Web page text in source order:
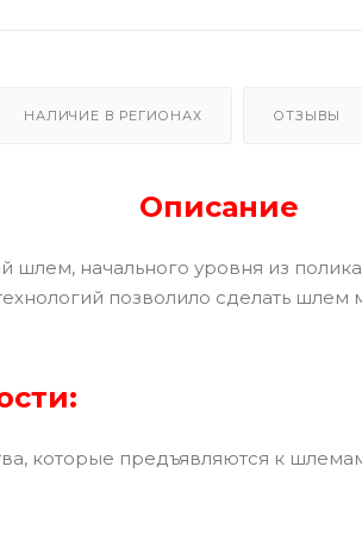
НАЛИЧИЕ В РЕГИОНАХ ОТЗЫВЫ
Описание
начального уровня из
позволило сделать
которые предъявляются к